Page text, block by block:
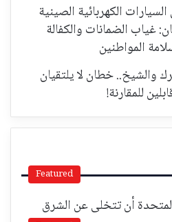
الكهربائية الصينية
غياب الضمانات والكفالة
المواطنين
والشيخ.. خطان لا يلتقيان
للمقارنة!
Featured
أن تتخلى عن الشرق